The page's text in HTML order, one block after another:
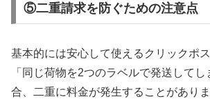
⑤二重請求を防ぐための注意点
基本的には安心して使えるクリックポ
「同じ荷物を2つのラベルで発送して
合、二重に料金が発生することがありま